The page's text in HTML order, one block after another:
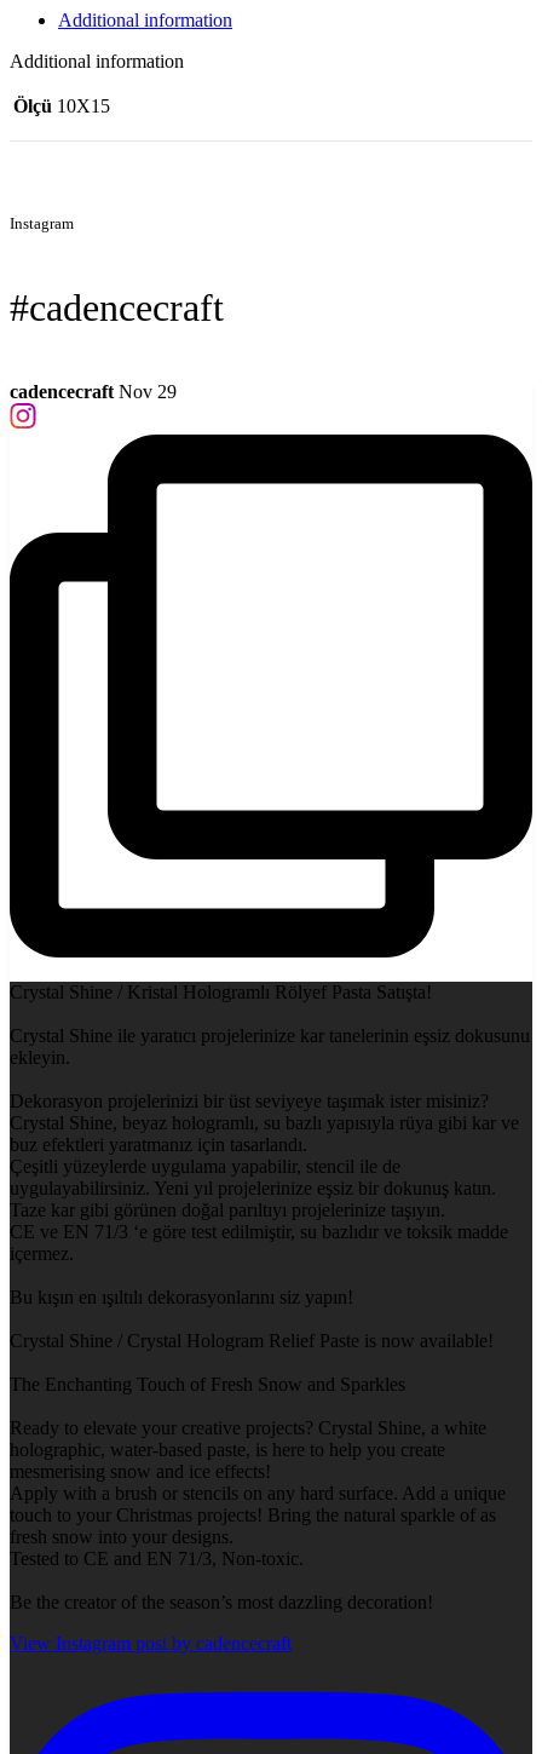
Additional information
Additional information
Ölçü 10X15
Instagram
#cadencecraft
cadencecraft Nov 29
Crystal Shine / Kristal Hologramlı Rölyef Pasta Satışta!
Crystal Shine ile yaratıcı projelerinize kar tanelerinin eşsiz dokusunu
ekleyin.
Dekorasyon projelerinizi bir üst seviyeye taşımak ister misiniz?
Crystal Shine, beyaz hologramlı, su bazlı yapısıyla rüya gibi kar ve
buz efektleri yaratmanız için tasarlandı.
Çeşitli yüzeylerde uygulama yapabilir, stencil ile de
uygulayabilirsiniz. Yeni yıl projelerinize eşsiz bir dokunuş katın.
Taze kar gibi görünen doğal parıltıyı projelerinize taşıyın.
CE ve EN 71/3 ‘e göre test edilmiştir, su bazlıdır ve toksik madde
içermez.
Bu kışın en ışıltılı dekorasyonlarını siz yapın!
Crystal Shine / Crystal Hologram Relief Paste is now available!
The Enchanting Touch of Fresh Snow and Sparkles
Ready to elevate your creative projects? Crystal Shine, a white
holographic, water-based paste, is here to help you create
mesmerising snow and ice effects!
Apply with a brush or stencils on any hard surface. Add a unique
touch to your Christmas projects! Bring the natural sparkle of as
fresh snow into your designs.
Tested to CE and EN 71/3, Non-toxic.
Be the creator of the season’s most dazzling decoration!
View Instagram post by cadencecraft